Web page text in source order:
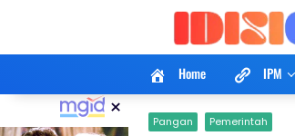
Home IPM
× Pangan Pemerintah